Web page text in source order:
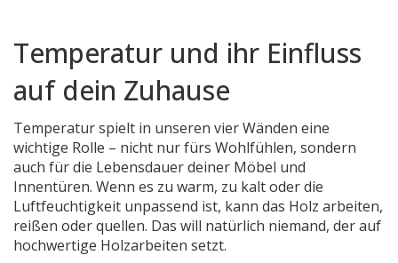
Temperatur und ihr Einfluss
auf dein Zuhause
Temperatur spielt in unseren vier Wänden eine
wichtige Rolle – nicht nur fürs Wohlfühlen, sondern
auch für die Lebensdauer deiner Möbel und
Innentüren. Wenn es zu warm, zu kalt oder die
Luftfeuchtigkeit unpassend ist, kann das Holz arbeiten,
reißen oder quellen. Das will natürlich niemand, der auf
hochwertige Holzarbeiten setzt.